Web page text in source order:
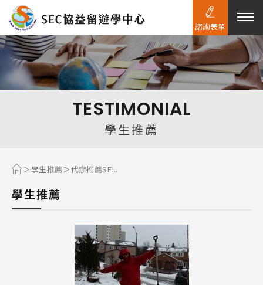
熱門搜尋：
TESTIMONIAL
學生推薦
學生推薦 代辦推薦SE...
學生推薦
諮詢表單